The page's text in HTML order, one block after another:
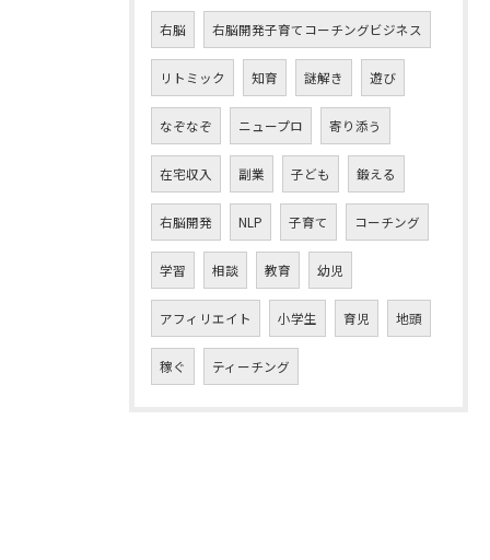
右脳 右脳開発子育てコーチングビジネス
リトミック 知育 謎解き 遊び
なぞなぞ ニュープロ 寄り添う
在宅収入 副業 子ども 鍛える
右脳開発 NLP 子育て コーチング
学習 相談 教育 幼児
アフィリエイト 小学生 育児 地頭
稼ぐ ティーチング